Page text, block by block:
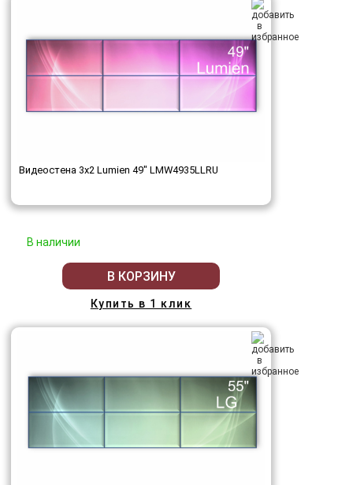
Видеостена 3x2 Lumien 49" LMW4935LLRU
В наличии
В КОРЗИНУ
Купить в 1 клик